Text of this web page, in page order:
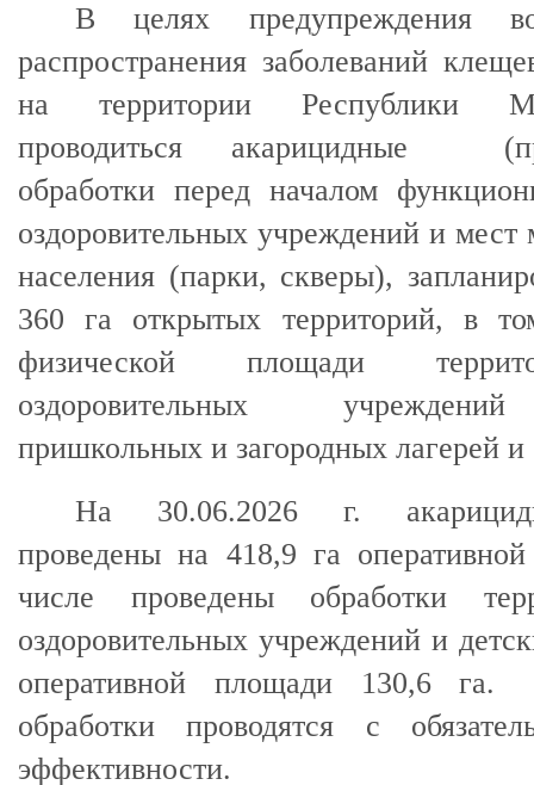
В целях предупреждения
распространения заболеваний
на территории Республики
проводиться акарицидные
обработки перед началом
оздоровительных учреждений и мест
населения (парки, скверы),
360 га открытых территорий, в
физической площади
оздоровительных
пришкольных и загородных лагерей и
На 30.06.2026 г.
проведены на 418,9 га
числе проведены обработки
оздоровительных учреждений и
оперативной площади 130,6 га.
обработки проводятся с
эффективности.